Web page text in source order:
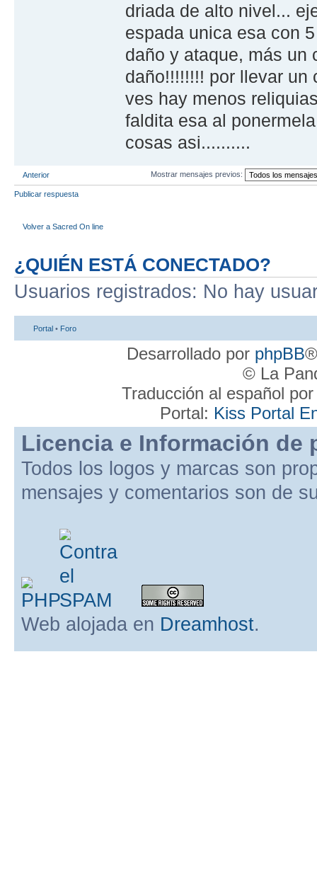
driada de alto nivel...
espada unica esa con
daño y ataque, más un
daño!!!!!!!! por llevar un
ves hay menos
faldita esa al
cosas asi..........
Anterior Mostrar mensajes previos:
Publicar respuesta
Volver a Sacred On line
¿QUIÉN ESTÁ CONECTADO?
Usuarios registrados: No hay
Portal • Foro
Desarrollado por phpBB
© La
Traducción al español
Portal: Kiss Portal
Licencia e Información de
Todos los logos y marcas son
mensajes y comentarios son de
Web alojada en Dreamhost.